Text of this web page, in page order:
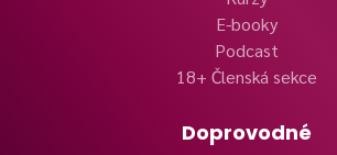
E-booky
Podcast
18+ Členská sekce
Doprovodné